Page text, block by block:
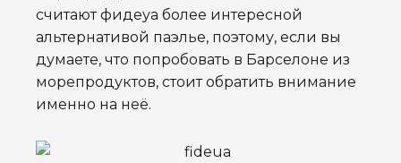
считают фидеуа более интересной
альтернативой паэлье, поэтому, если вы
думаете, что попробовать в Барселоне из
морепродуктов, стоит обратить внимание
именно на неё.